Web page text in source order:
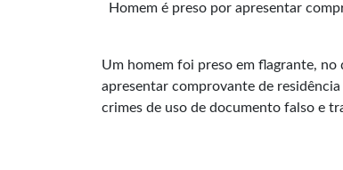
Homem é preso por apresentar
Um homem foi preso em flagrante, no
apresentar comprovante de
crimes de uso de documento falso e